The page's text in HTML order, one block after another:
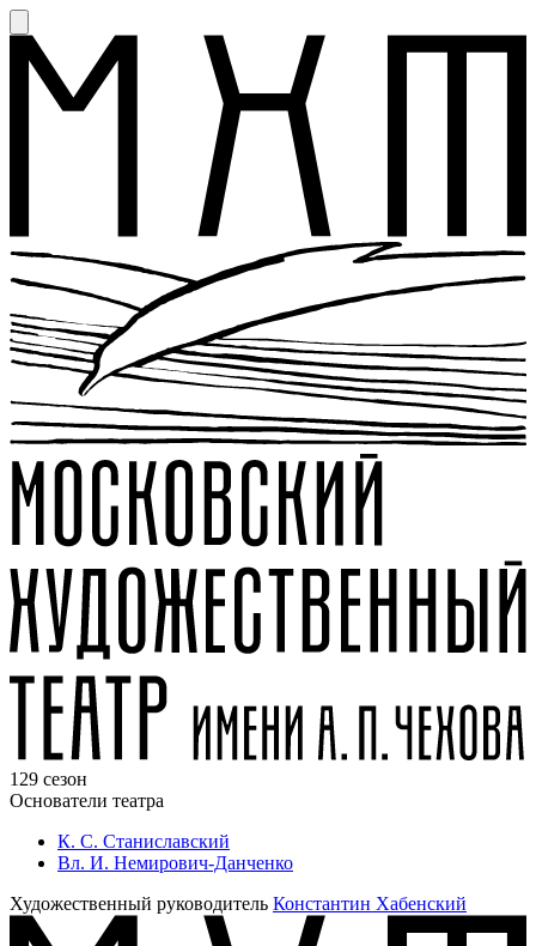
129 сезон
Основатели театра
К. С. Станиславский
Вл. И. Немирович-Данченко
Художественный руководитель Константин Хабенский